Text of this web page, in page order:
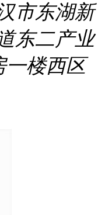
市东湖新
东二产业
一楼西区